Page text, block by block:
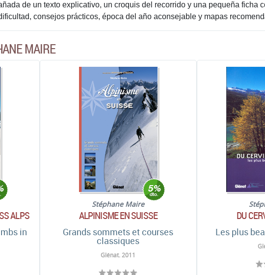
de un texto explicativo, un croquis del recorrido y una pequeña ficha
consejos prácticos, época del año aconsejable y mapas
MAIRE
ALPS
in
Stéphane Maire
ALPINISME EN SUISSE
Grands sommets et courses
classiques
Glénat. 2011
DU
Les plus